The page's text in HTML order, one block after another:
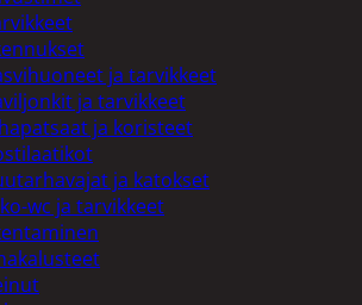
ja tarvikkeet
ja tarvikkeet
ja koristeet
ja katokset
wc ja tarvikkeet